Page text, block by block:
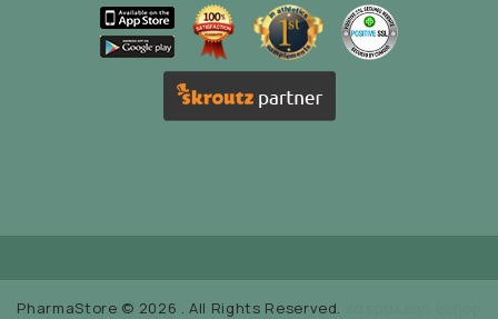
PharmaStore © 2026 . All Rights Reserved.